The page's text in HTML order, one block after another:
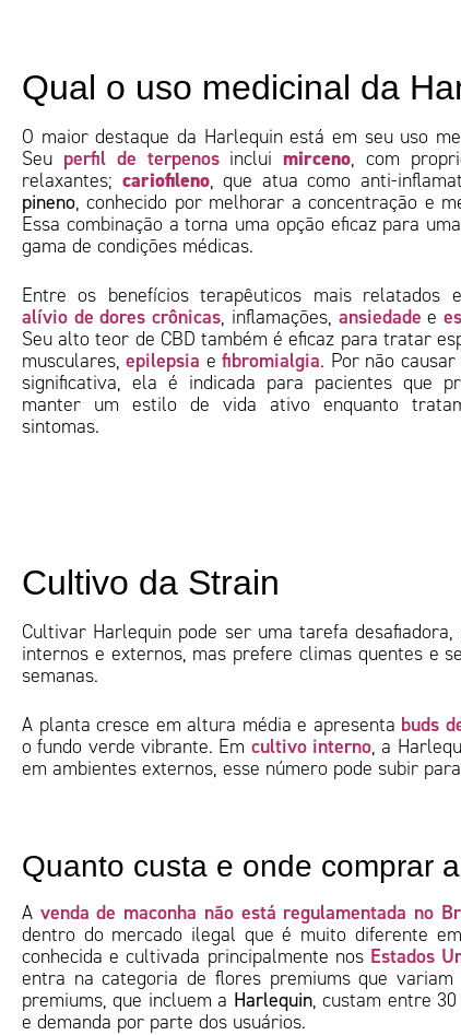
Qual o uso medicinal da
O maior destaque da Harlequin está em seu uso
Seu perfil de terpenosincluimirceno, com
relaxantes; cariofileno, que atua como anti-
pineno, conhecido por melhorar a concentração e
Essa combinação a torna uma opção eficaz para
gama de condições médicas.
Entre os benefícios terapêuticos mais relatados
alívio de dores crônicas, inflamações, ansiedade e
Seu alto teor de CBD também é eficaz para tratar
musculares,epilepsia efibromialgia. Por não causar
significativa, ela é indicada para pacientes que
manter um estilo de vida ativo enquanto
sintomas.
Cultivo da Strain
Cultivar Harlequin pode ser uma tarefa
internos e externos, mas prefere climas quentes e
semanas.
A planta cresce em altura média e apresenta buds
o fundo verde vibrante. Em cultivo interno, a
em ambientes externos, esse número pode subir
Quanto custa e onde comprar
A venda de maconha não está regulamentada no
dentro do mercado ilegal que é muito diferente
conhecida e cultivada principalmente nos Estados
entra na categoria de flores premiums que
premiums, que incluem a Harlequin, custam entre
e demanda por parte dos usuários.